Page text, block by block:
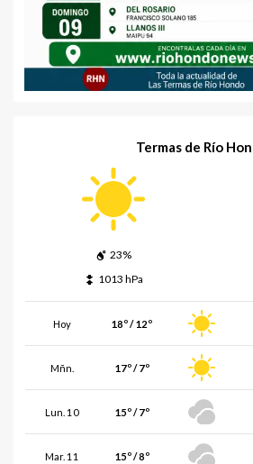
Termas de Río
23%
1013 hPa
Hoy 18º / 12º
Mñn. 17º / 7º
Lun. 10 15º / 7º
Mar. 11 15º / 8º